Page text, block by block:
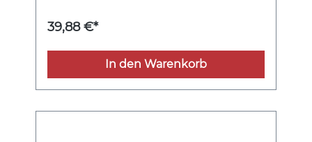
39,88 €*
In den Warenkorb